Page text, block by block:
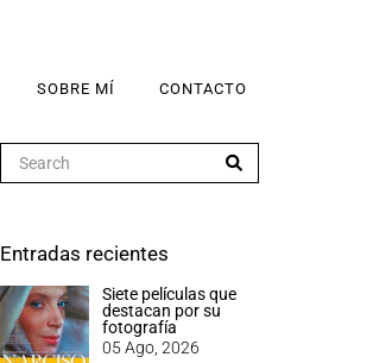
SOBRE MÍ CONTACTO
Entradas recientes
Siete películas que
destacan por su
fotografía
05 Ago, 2026